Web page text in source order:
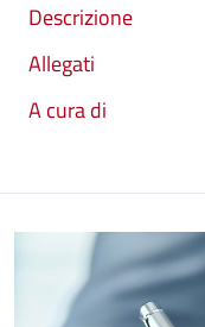
Descrizione
Allegati
A cura di